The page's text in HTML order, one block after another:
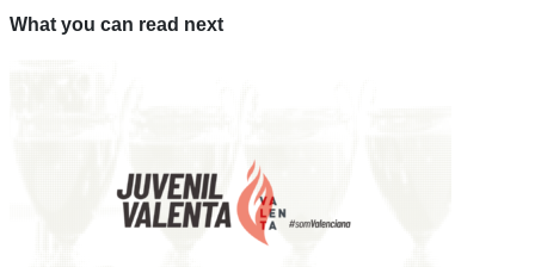
What you can read next